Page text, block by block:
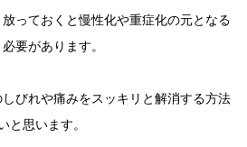
っておくと慢性化や重症化の元となる
要があります。
びれや痛みをスッキリと解消する方法
と思います。